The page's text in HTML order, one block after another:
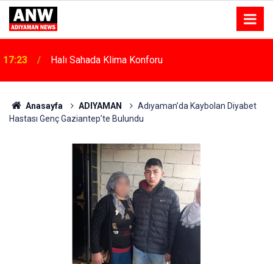
17:18 Depremde Azalan Derslik Sayısı Yeni Okullarla Arttı
Anasayfa ADIYAMAN
Adıyaman’da Kaybolan Diyabet
Hastası Genç Gaziantep’te Bulundu